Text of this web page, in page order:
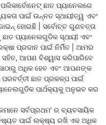
ଛାତ ପ୍ୟାନେଲରେ
ପାଇଁ ଉନ୍ନତ ସ୍ଥାୟୀତ୍ୱ ଏବଂ
ହୋଇଛି | ସର୍ବୋଚ୍ଚ ଗୁଣବତ୍ତା
ପ୍ୟାନେଲଗୁଡିକ ସ୍ଥାୟୀ ଏବଂ
ପ୍ରଦାନ ପାଇଁ ନିର୍ମିତ | ଆମର
ସହିତ, ଆପଣ ବିଶ୍ୱାସ କରିପାରିବେ
ଅଧିକ ହେବ ଏବଂ ଆପଣଙ୍କ
ଛାତ ପ୍ରକଳ୍ପ ପାଇଁ
ପାର୍ଥକ୍ୟକୁ ଅନୁଭବ କର
ସର୍ବପ୍ରଥମ' ର ବ୍ୟବସାୟିକ
ପାଇଁ ଲକ୍ଷ୍ୟ ରଖି ଏକ ଅଧିକ